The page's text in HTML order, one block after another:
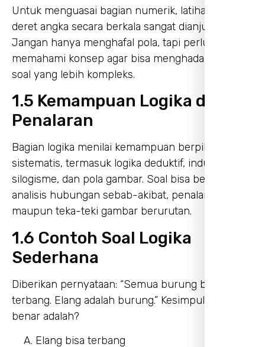
Untuk menguasai bagian numerik, latihan soal
deret angka secara berkala sangat dianjurkan.
Jangan hanya menghafal pola, tapi perlu juga
memahami konsep agar bisa menghadapi variasi
soal yang lebih kompleks.
1.5 Kemampuan Logika dan
Penalaran
Bagian logika menilai kemampuan berpikir
sistematis, termasuk logika deduktif, induktif,
silogisme, dan pola gambar. Soal bisa berupa
analisis hubungan sebab-akibat, penalaran lisan,
maupun teka-teki gambar berurutan.
1.6 Contoh Soal Logika
Sederhana
Diberikan pernyataan: “Semua burung bisa
terbang. Elang adalah burung.” Kesimpulan yang
benar adalah?
Elang bisa terbang